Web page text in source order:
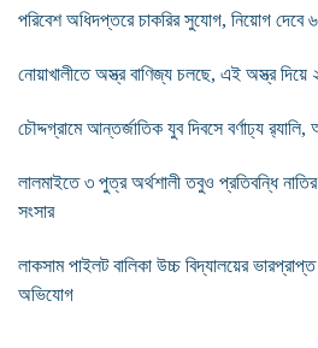
পরিবেশ অধিদপ্তরে চাকরির সুযোগ, নিয়োগ দেবে
নোয়াখালীতে অস্ত্র বাণিজ্য চলছে, এই অস্ত্র
চৌদ্দগ্রামে আন্তর্জাতিক যুব দিবসে বর্ণাঢ্য
লালমাইতে ৩ পুত্র অর্থশালী তবুও প্রতিবন্ধি নাতির
সংসার
লাকসাম পাইলট বালিকা উচ্চ বিদ্যালয়ের
অভিযোগ